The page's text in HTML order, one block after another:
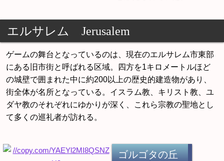
エルサレム Jerusalem
ゲームの舞台となっているのは、現在のエルサレム市東部
にある旧市街と呼ばれる区域。四方を1キロメートルほど
の城壁で囲まれた中に約200以上の歴史的建造物があり、
街全体が名所となっている。イスラム教、キリスト教、ユ
ダヤ教のそれぞれにゆかりが深く、これら宗教の聖地とし
て多くの巡礼者が訪れる。
ゴルゴタの丘